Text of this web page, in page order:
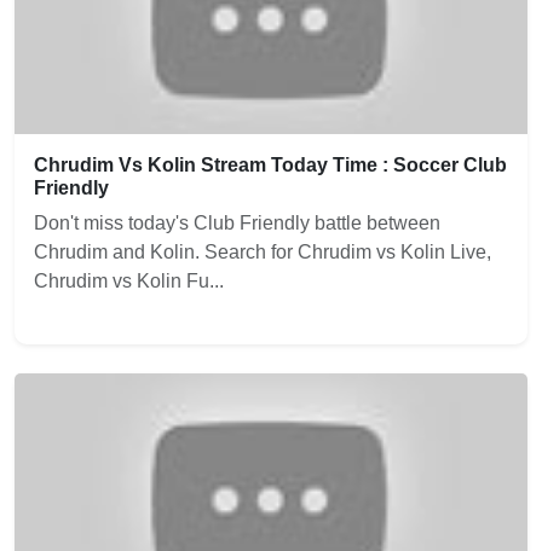
Chrudim Vs Kolin Stream Today Time : Soccer Club
Friendly
Don't miss today's Club Friendly battle between
Chrudim and Kolin. Search for Chrudim vs Kolin Live,
Chrudim vs Kolin Fu...